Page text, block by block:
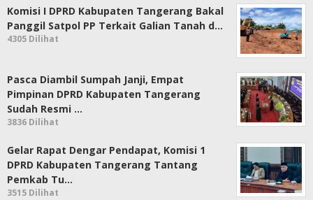
Komisi I DPRD Kabupaten Tangerang Bakal
Panggil Satpol PP Terkait Galian Tanah d…
4305 Dilihat
Pasca Diambil Sumpah Janji, Empat
Pimpinan DPRD Kabupaten Tangerang
Sudah Resmi …
3836 Dilihat
Gelar Rapat Dengar Pendapat, Komisi 1
DPRD Kabupaten Tangerang Tantang
Pemkab Tu…
3515 Dilihat